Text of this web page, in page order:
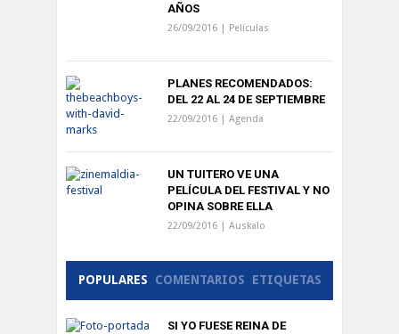
AÑOS
26/09/2016 | Películas
PLANES RECOMENDADOS:
DEL 22 AL 24 DE SEPTIEMBRE
22/09/2016 | Agenda
UN TUITERO VE UNA
PELÍCULA DEL FESTIVAL Y NO
OPINA SOBRE ELLA
22/09/2016 | Auskalo
POPULARES COMENTARIOS ETIQUETAS
SI YO FUESE REINA DE